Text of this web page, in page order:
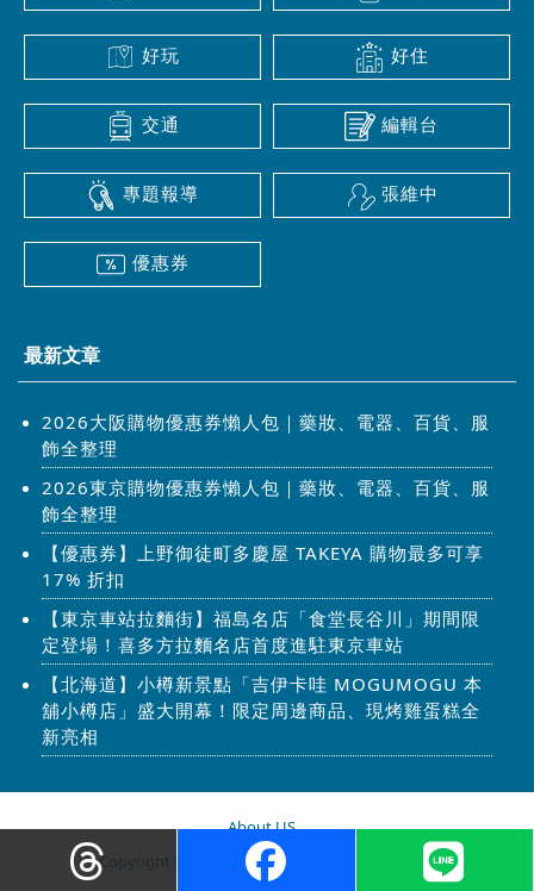
好玩 好住
交通 編輯台
專題報導 張維中
優惠券
最新文章
2026大阪購物優惠券懶人包｜藥妝、電器、百貨、服
飾全整理
2026東京購物優惠券懶人包｜藥妝、電器、百貨、服
飾全整理
【優惠券】上野御徒町多慶屋 TAKEYA 購物最多可享
17% 折扣
【東京車站拉麵街】福島名店「食堂長谷川」期間限
定登場！喜多方拉麵名店首度進駐東京車站
【北海道】小樽新景點「吉伊卡哇 MOGUMOGU 本
舖小樽店」盛大開幕！限定周邊商品、現烤雞蛋糕全
新亮相
About US
Copyright © 2026 步步日本. All Rights Reserved.